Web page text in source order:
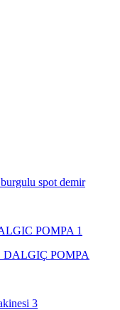
spot demir
POMPA